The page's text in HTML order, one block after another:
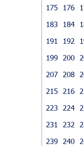
175
176
183
184
191
192
199
200
207
208
215
216
223
224
231
232
239
240